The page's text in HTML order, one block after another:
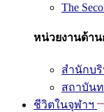
The
หน่วยงานด้าน
สำนักบ
สถาบัน
ชีวิตในจุฬาฯ